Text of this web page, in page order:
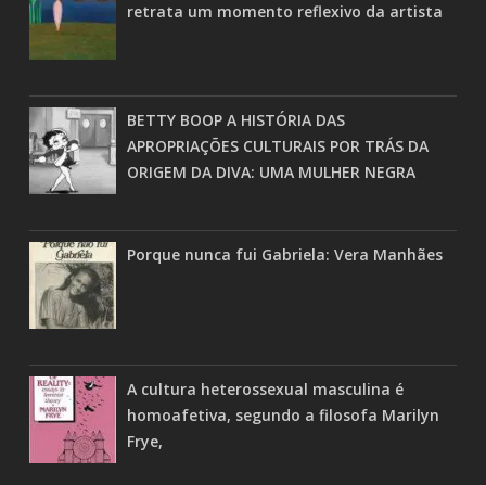
retrata um momento reflexivo da artista
BETTY BOOP A HISTÓRIA DAS
APROPRIAÇÕES CULTURAIS POR TRÁS DA
ORIGEM DA DIVA: UMA MULHER NEGRA
Porque nunca fui Gabriela: Vera Manhães
A cultura heterossexual masculina é
homoafetiva, segundo a filosofa Marilyn
Frye,